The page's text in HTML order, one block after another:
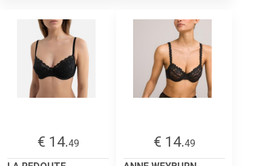
€ 14.49
€ 14.49